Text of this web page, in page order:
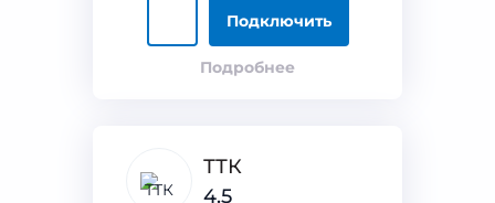
Подключить
Подробнее
ТТК
4.5